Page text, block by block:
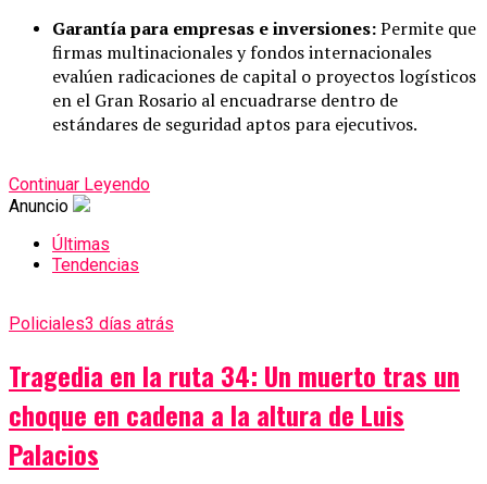
Garantía para empresas e inversiones:Permite que
firmas multinacionales y fondos internacionales
evalúen radicaciones de capital o proyectos logísticos
en el Gran Rosario al encuadrarse dentro de
estándares de seguridad aptos para ejecutivos.
Continuar Leyendo
Anuncio
Últimas
Tendencias
Policiales3 días atrás
Tragedia en la ruta 34: Un muerto tras un
choque en cadena a la altura de Luis
Palacios